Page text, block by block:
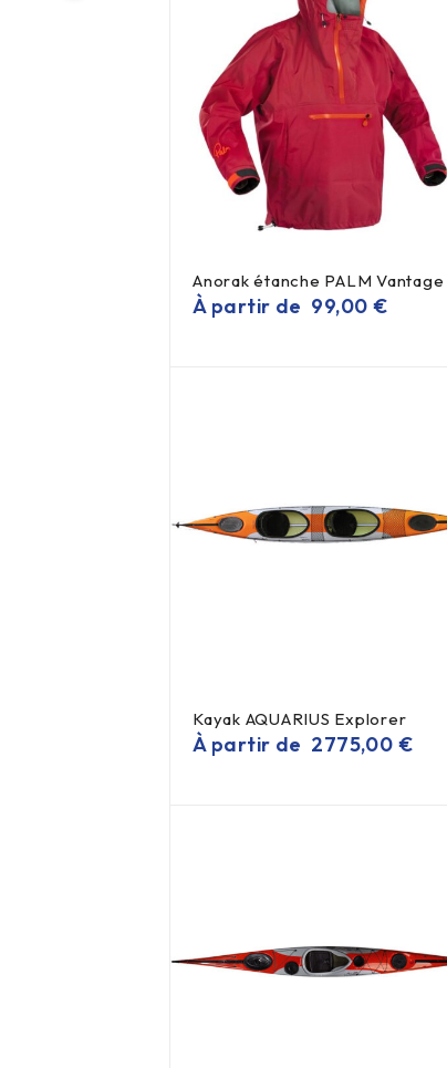
Anorak étanche PALM Vantage
À partir de 99,00 €
Kayak AQUARIUS Explorer
À partir de 2775,00 €